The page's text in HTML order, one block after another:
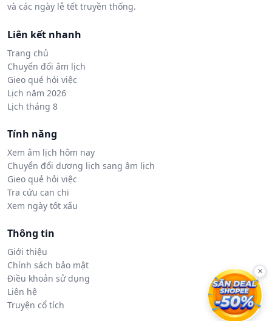
và các ngày lễ tết truyền thống.
Liên kết nhanh
Trang chủ
Chuyển đổi âm lịch
Gieo quẻ hỏi việc
Lịch năm 2026
Lịch tháng 8
Tính năng
Xem âm lịch hôm nay
Chuyển đổi dương lịch sang âm lịch
Gieo quẻ hỏi việc
Tra cứu can chi
Xem ngày tốt xấu
Thông tin
Giới thiệu
Chính sách bảo mật
Điều khoản sử dụng
Liên hệ
Truyện cổ tích
×